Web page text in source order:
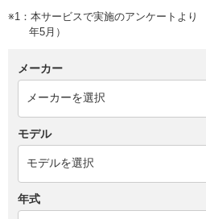
※1：本サービスで実施のアンケートより
年5月）
メーカー
モデル
年式